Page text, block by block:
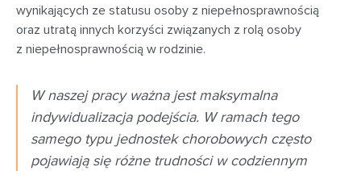
wynikających ze statusu osoby z niepełnosprawnością
oraz utratą innych korzyści związanych z rolą osoby
z niepełnosprawnością w rodzinie.
W naszej pracy ważna jest maksymalna
indywidualizacja podejścia. W ramach tego
samego typu jednostek chorobowych często
pojawiają się różne trudności w codziennym